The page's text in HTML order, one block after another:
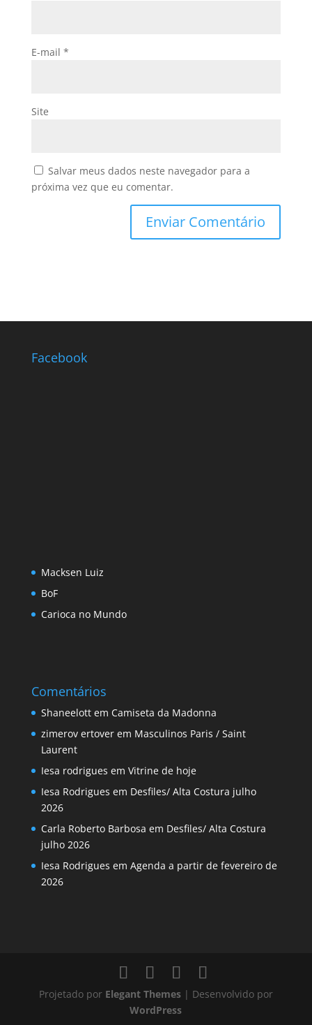
E-mail *
Site
Salvar meus dados neste navegador para a
próxima vez que eu comentar.
Facebook
Macksen Luiz
BoF
Carioca no Mundo
Comentários
Shaneelottem Camiseta da Madonna
zimerov ertoverem Masculinos Paris / Saint
Laurent
Iesa rodrigues em Vitrine de hoje
Iesa Rodrigues em Desfiles/ Alta Costura julho
2026
Carla Roberto Barbosa em Desfiles/ Alta Costura
julho 2026
Iesa Rodrigues em Agenda a partir de fevereiro de
2026
Projetado por Elegant Themes| Desenvolvido por
WordPress